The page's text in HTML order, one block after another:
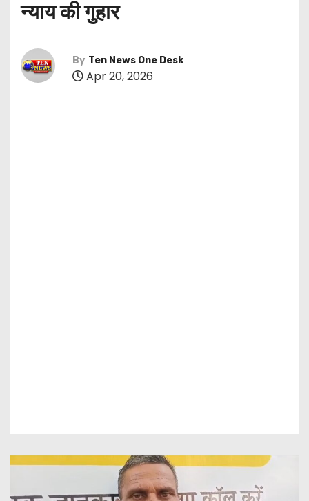
न्याय की गुहार
By Ten News One Desk
Apr 20, 2026